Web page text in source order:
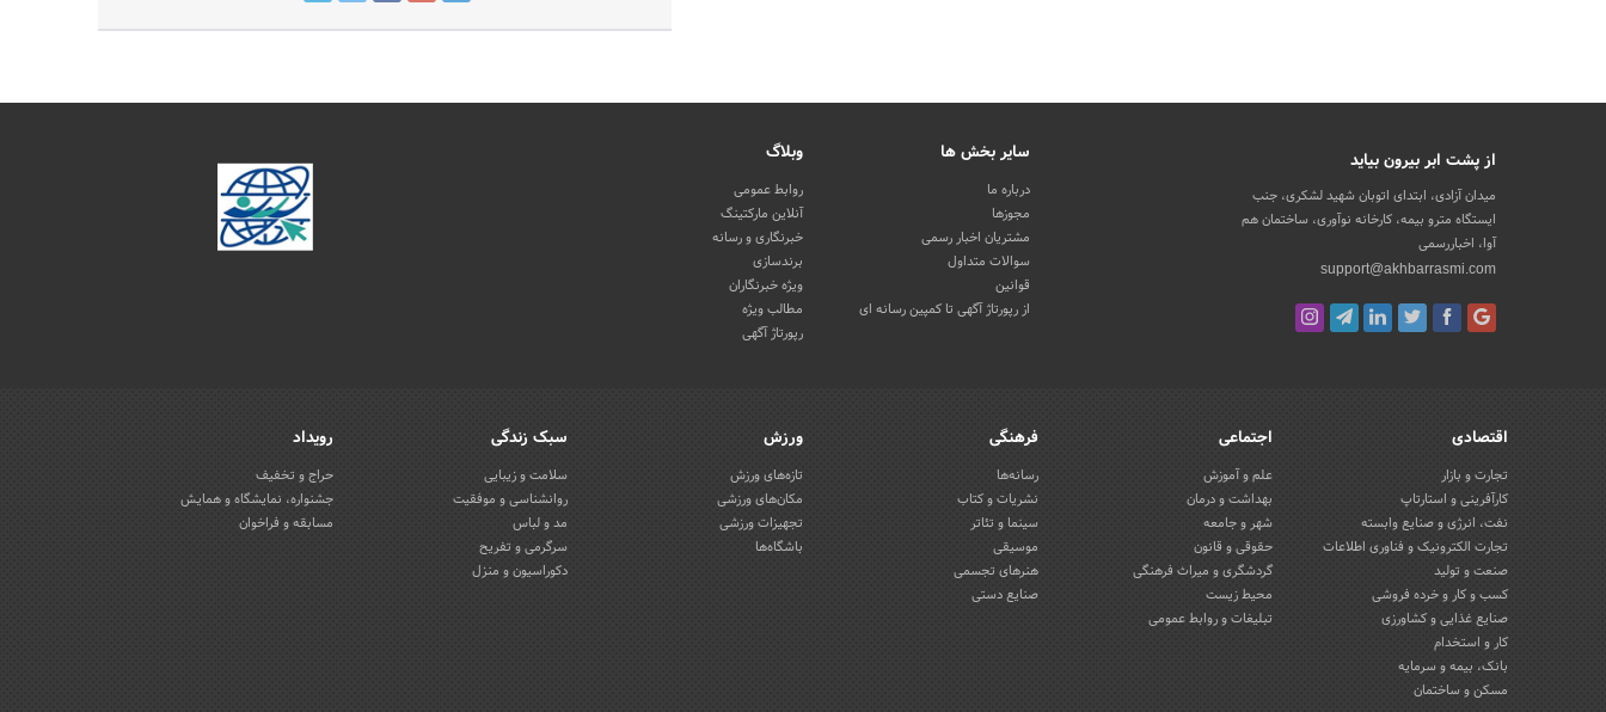
از پشت ابر بیرون بیاید
میدان آزادی، ابتدای اتوبان شهید لشکری، جنب
ایستگاه مترو بیمه، کارخانه نوآوری، ساختمان هم
آوا، اخباررسمی
support@akhbarrasmi.com
سایر بخش ها
درباره ما
مجوزها
مشتریان اخبار رسمی
سوالات متداول
قوانین
از رپورتاژ آگهی تا کمپین رسانه ای
وبلاگ
روابط عمومی
آنلاین مارکتینگ
خبرنگاری و رسانه
برندسازی
ویژه خبرنگاران
مطالب ویژه
رپورتاژ آگهی
اقتصادی
تجارت و بازار
کارآفرینی و استارتاپ
نفت، انرژی و صنایع وابسته
تجارت الکترونیک و فناوری اطلاعات
صنعت و تولید
کسب و کار و خرده فروشی
صنایع غذایی و کشاورزی
کار و استخدام
بانک، بیمه و سرمایه
مسکن و ساختمان
اجتماعی
علم و آموزش
بهداشت و درمان
شهر و جامعه
حقوقی و قانون
گردشگری و میراث فرهنگی
محیط زیست
تبلیغات و روابط عمومی
فرهنگی
رسانه‌ها
نشریات و کتاب
سینما و تئاتر
موسیقی
هنرهای تجسمی
صنایع دستی
ورزش
تازه‌های ورزش
مکان‌های ورزشی
تجهیزات ورزشی
باشگاه‌ها
سبک زندگی
سلامت و زیبایی
روانشناسی و موفقیت
مد و لباس
سرگرمی و تفریح
دکوراسیون و منزل
رویداد
حراج و تخفیف
جشنواره، نمایشگاه و همایش
مسابقه و فراخوان